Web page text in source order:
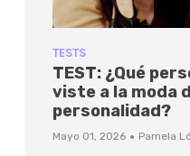
TESTS
TEST: ¿Qué
viste a la moda
personalidad?
Mayo 01, 2026 · Pamela